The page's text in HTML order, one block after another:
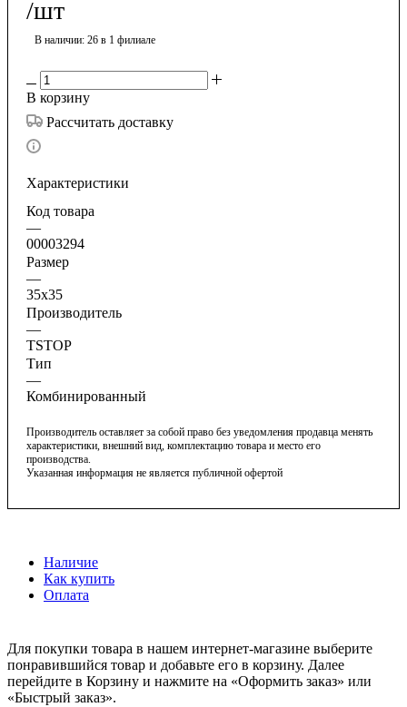
/шт
В наличии: 26 в 1 филиале
В корзину
Рассчитать доставку
Характеристики
Код товара
—
00003294
Размер
—
35х35
Производитель
—
TSTOP
Тип
—
Комбинированный
Производитель оставляет за собой право без уведомления продавца менять
характеристики, внешний вид, комплектацию товара и место его
производства.
Указанная информация не является публичной офертой
Наличие
Как купить
Оплата
Для покупки товара в нашем интернет-магазине выберите
понравившийся товар и добавьте его в корзину. Далее
перейдите в Корзину и нажмите на «Оформить заказ» или
«Быстрый заказ».